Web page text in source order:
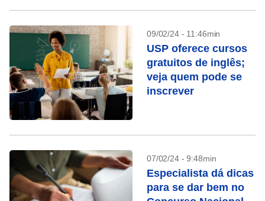
09/02/24 - 11:46min
USP oferece cursos
gratuitos de inglês;
veja quem pode se
inscrever
07/02/24 - 9:48min
Especialista dá dicas
para se dar bem no